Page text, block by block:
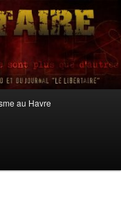
au Havre